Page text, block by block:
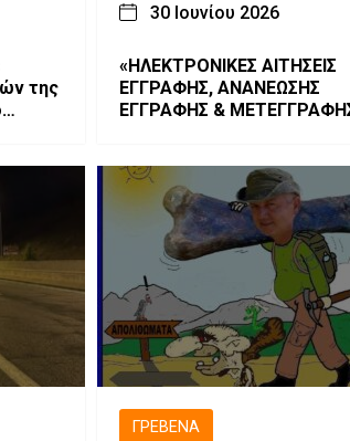
της
30 Ιουνίου 2026
«ΗΛΕΚΤΡΟΝΙΚΕΣ ΑΙΤΗΣΕΙΣ
ΕΓΓΡΑΦΗΣ, ΑΝΑΝΕΩΣΗΣ
ΕΓΓΡΑΦΗΣ &
ΓΡΕΒΕΝΆ